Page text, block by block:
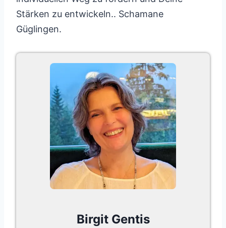
Stärken zu entwickeln.. Schamane
Güglingen.
Birgit Gentis